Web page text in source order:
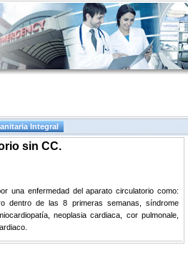
sin CC.
una enfermedad del aparato circulatorio como:
dentro de las 8 primeras semanas, síndrome
neoplasia cardiaca, cor pulmonale,
Integral